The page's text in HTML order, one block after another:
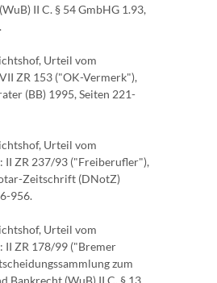
II C. § 54 GmbHG 1.93,
Urteil vom
ZR 153 ("OK-Vermerk"),
(BB) 1995, Seiten 221-
Urteil vom
II ZR 237/93 ("Freiberufler"),
Zeitschrift (DNotZ)
956.
Urteil vom
II ZR 178/99 ("Bremer
zum
Bankrecht (WuB) II C. § 13